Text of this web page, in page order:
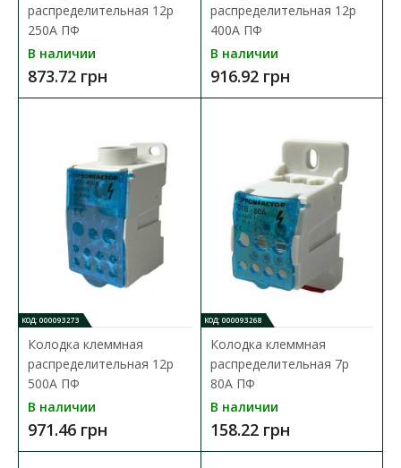
Колодка клеммная распределительная 12р 250А
Доступность: В наличии
Распределительный клеммный блок используется для
электромеханического соединения проводников с больш..
873.72 грн
В КОРЗИНУ
В сравнения
В закладки
распределительная 12р
250А ПФ
В наличии
873.72 грн
распределительная 12р
400А ПФ
В наличии
916.92 грн
КОД: 000093273
Колодка клеммная
распределительная 12р
500А ПФ
В наличии
971.46 грн
КОД: 000093268
Колодка клеммная
распределительная 7р
80А ПФ
В наличии
158.22 грн